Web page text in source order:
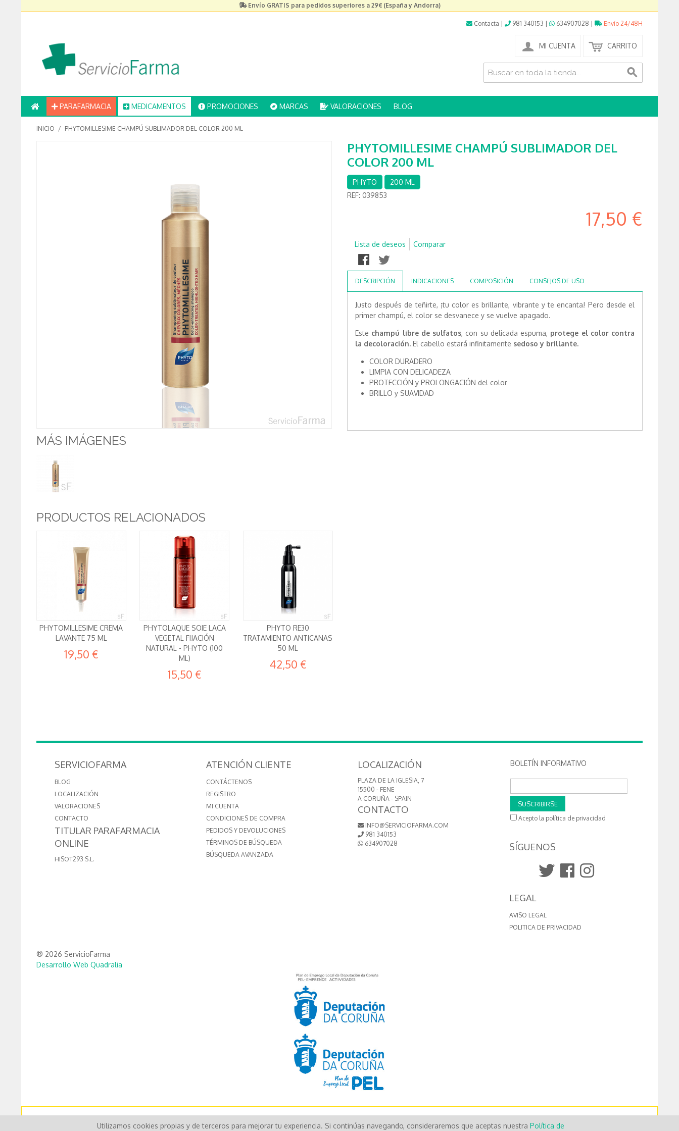
Envío GRATIS para pedidos superiores a 29€ (España y Andorra)
Contacta 981 340153 634907028 Envío 24/48H
MI CUENTA CARRITO
PARAFARMACIA MEDICAMENTOS PROMOCIONES MARCAS VALORACIONES BLOG
INICIO / PHYTOMILLESIME CHAMPÚ SUBLIMADOR DEL COLOR 200 ML
MÁS IMÁGENES
PHYTOMILLESIME CHAMPÚ SUBLIMADOR DEL
COLOR 200 ML
PHYTO
200 ML
REF: 039853
17,50 €
Lista de deseos Comparar
DESCRIPCIÓN INDICACIONES COMPOSICIÓN CONSEJOS DE USO
Justo después de teñirte, ¡tu color es brillante, vibrante y te encanta! Pero desde el
primer champú, el color se desvanece y se vuelve apagado.
Este champú libre de sulfatos, con su delicada espuma, protege el color contra
la decoloración. El cabello estará infinitamente sedoso y brillante.
COLOR DURADERO
LIMPIA CON DELICADEZA
PROTECCIÓN y PROLONGACIÓN del color
BRILLO y SUAVIDAD
PRODUCTOS RELACIONADOS
PHYTOMILLESIME CREMA
LAVANTE 75 ML
19,50 €
PHYTOLAQUE SOIE LACA
VEGETAL FIJACIÓN
NATURAL - PHYTO (100
ML)
15,50 €
PHYTO RE30
TRATAMIENTO ANTICANAS
50 ML
42,50 €
SERVICIOFARMA
BLOG
LOCALIZACIÓN
VALORACIONES
CONTACTO
TITULAR PARAFARMACIA
ONLINE
HISOT293 S.L.
ATENCIÓN CLIENTE
CONTÁCTENOS
REGISTRO
MI CUENTA
CONDICIONES DE COMPRA
PEDIDOS Y DEVOLUCIONES
TÉRMINOS DE BÚSQUEDA
BÚSQUEDA AVANZADA
LOCALIZACIÓN
PLAZA DE LA IGLESIA, 7
15500 - FENE
A CORUÑA - SPAIN
CONTACTO
INFO@SERVICIOFARMA.COM
981 340153
634907028
BOLETÍN INFORMATIVO
SUSCRIBIRSE
Acepto la política de privacidad
SÍGUENOS
LEGAL
AVISO LEGAL
POLITICA DE PRIVACIDAD
® 2026 ServicioFarma
Desarrollo Web Quadralia
Utilizamos cookies propias y de terceros para mejorar tu experiencia. Si continúas navegando, consideraremos que aceptas nuestra Política de